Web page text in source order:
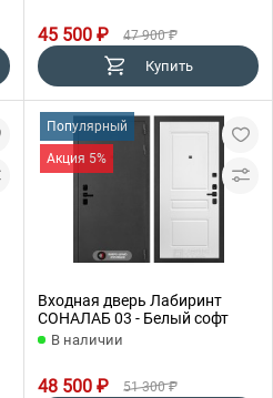
45 500 ₽ 47 900 ₽
Купить
Популярный
Акция 5%
Входная дверь Лабиринт
СОНАЛАБ 03 - Белый софт
В наличии
48 500 ₽ 51 300 ₽